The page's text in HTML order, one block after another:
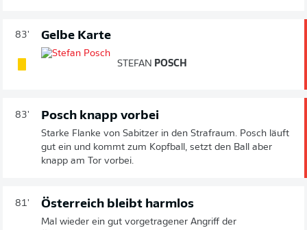
83' Gelbe Karte
STEFAN POSCH
83' Posch knapp vorbei
Starke Flanke von Sabitzer in den Strafraum. Posch läuft
gut ein und kommt zum Kopfball, setzt den Ball aber
knapp am Tor vorbei.
81' Österreich bleibt harmlos
Mal wieder ein gut vorgetragener Angriff der